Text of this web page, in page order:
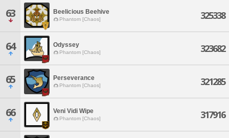
63 Beelicious Beehive
Phantom [Chaos] 325338
64 Odyssey
Phantom [Chaos] 323682
65 Perseverance
Phantom [Chaos] 321285
66 Veni Vidi Wipe
Phantom [Chaos] 317916